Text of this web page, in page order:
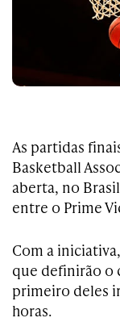
As partidas
Basketball
aberta, no
entre o Prime
Com a
que definirão o
primeiro deles
horas.